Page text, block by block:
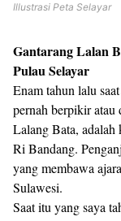
Illustrasi Peta Selayar
Gantarang Lalan
Pulau Selayar
Enam tahun lalu
pernah berpikir atau
Lalang Bata,
Ri Bandang.
yang membawa
Sulawesi.
Saat itu yang saya